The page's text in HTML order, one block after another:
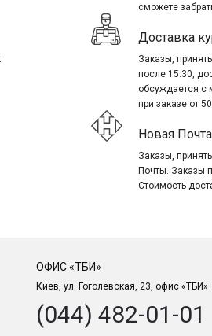
сможете
Доставка
Заказы,
после 15:30,
обсуждается с
при заказе от
Новая
Заказы,
Почты. Заказы
Стоимость
ОФИС «ТБИ»
Киев, ул. Гоголевская, 23, офис «ТБИ»
(044) 482-01-01